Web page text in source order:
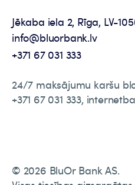
Jēkaba iela 2, Rīga, LV-
info@bluorbank.lv
+371 67 031 333
24/7 maksājumu karšu
+371 67 031 333,
© 2026 BluOr Bank AS.